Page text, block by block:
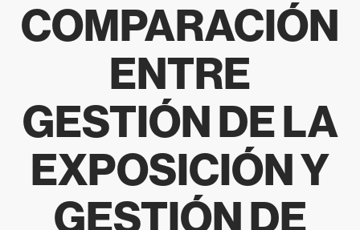
COMPARACIÓN
ENTRE
GESTIÓN DE LA
EXPOSICIÓN Y
GESTIÓN DE